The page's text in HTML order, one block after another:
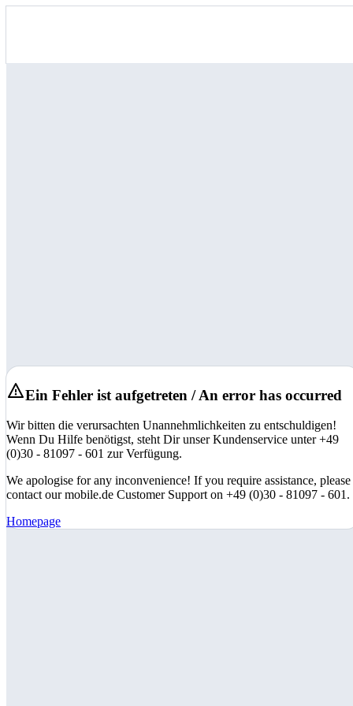
Ein Fehler ist aufgetreten / An error has occurred
Wir bitten die verursachten Unannehmlichkeiten zu entschuldigen!
Wenn Du Hilfe benötigst, steht Dir unser Kundenservice unter +49
(0)30 - 81097 - 601 zur Verfügung.
We apologise for any inconvenience! If you require assistance, please
contact our mobile.de Customer Support on +49 (0)30 - 81097 - 601.
Homepage